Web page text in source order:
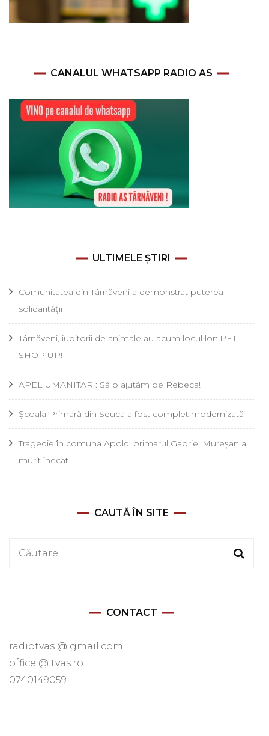
CANALUL WHATSAPP RADIO AS
ULTIMELE ȘTIRI
Comunitatea din Târnăveni a demonstrat puterea
solidarității
Târnăveni, iubitorii de animale au acum locul lor: PET
SHOP UP!
APEL UMANITAR : Să o ajutăm pe Rebeca!
Școala Primară din Seuca a fost complet modernizată
Tragedie în comuna Apold: primarul Gabriel Mureșan a
murit înecat
CAUTĂ ÎN SITE
Caută
CONTACT
radiotvas @ gmail.com
office @ tvas.ro
0740149059